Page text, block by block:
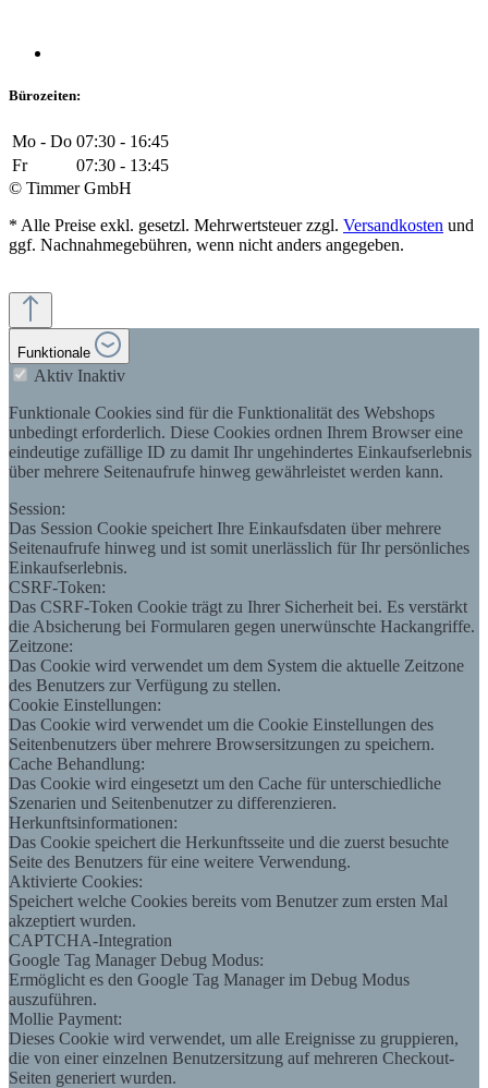
Bürozeiten:
Mo - Do 07:30 - 16:45
Fr
07:30 - 13:45
© Timmer GmbH
* Alle Preise exkl. gesetzl. Mehrwertsteuer zzgl. Versandkosten und
ggf. Nachnahmegebühren, wenn nicht anders angegeben.
Funktionale
Aktiv Inaktiv
Funktionale Cookies sind für die Funktionalität des Webshops
unbedingt erforderlich. Diese Cookies ordnen Ihrem Browser eine
eindeutige zufällige ID zu damit Ihr ungehindertes Einkaufserlebnis
über mehrere Seitenaufrufe hinweg gewährleistet werden kann.
Session:
Das Session Cookie speichert Ihre Einkaufsdaten über mehrere
Seitenaufrufe hinweg und ist somit unerlässlich für Ihr persönliches
Einkaufserlebnis.
CSRF-Token:
Das CSRF-Token Cookie trägt zu Ihrer Sicherheit bei. Es verstärkt
die Absicherung bei Formularen gegen unerwünschte Hackangriffe.
Zeitzone:
Das Cookie wird verwendet um dem System die aktuelle Zeitzone
des Benutzers zur Verfügung zu stellen.
Cookie Einstellungen:
Das Cookie wird verwendet um die Cookie Einstellungen des
Seitenbenutzers über mehrere Browsersitzungen zu speichern.
Cache Behandlung:
Das Cookie wird eingesetzt um den Cache für unterschiedliche
Szenarien und Seitenbenutzer zu differenzieren.
Herkunftsinformationen:
Das Cookie speichert die Herkunftsseite und die zuerst besuchte
Seite des Benutzers für eine weitere Verwendung.
Aktivierte Cookies:
Speichert welche Cookies bereits vom Benutzer zum ersten Mal
akzeptiert wurden.
CAPTCHA-Integration
Google Tag Manager Debug Modus:
Ermöglicht es den Google Tag Manager im Debug Modus
auszuführen.
Mollie Payment:
Dieses Cookie wird verwendet, um alle Ereignisse zu gruppieren,
die von einer einzelnen Benutzersitzung auf mehreren Checkout-
Seiten generiert wurden.